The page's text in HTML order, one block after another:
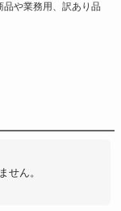
や業務用、訳あり品
せん。